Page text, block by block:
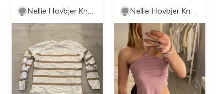
Nellie Hovbjer Knutsson Nellie Hovbjer Knutsson